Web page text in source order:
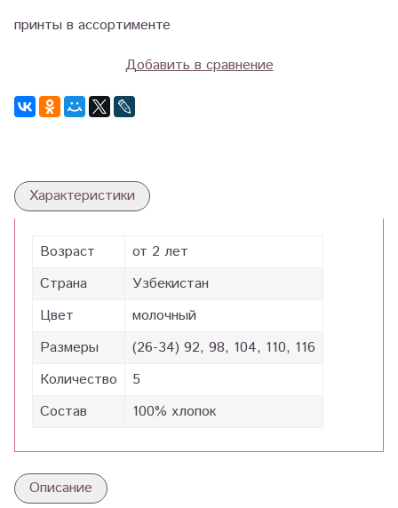
принты в ассортименте
Добавить в сравнение
Характеристики
Возраст
от 2 лет
Страна
Узбекистан
Цвет
молочный
Размеры
(26-34) 92, 98, 104, 110, 116
Количество
5
Состав
100% хлопок
Описание